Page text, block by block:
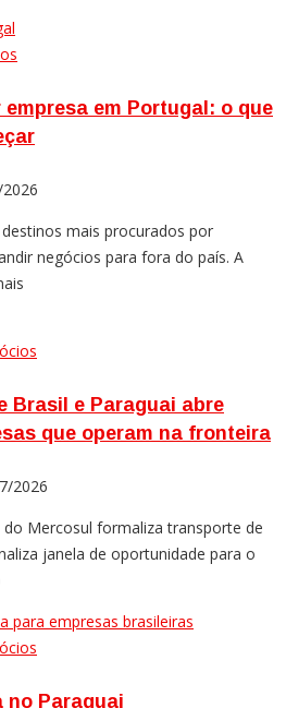
em Portugal: o que
mais procurados por
negócios para fora do país. A
Brasil e Paraguai abre
que operam na fronteira
2026
Mercosul formaliza transporte de
janela de oportunidade para o
no Paraguai